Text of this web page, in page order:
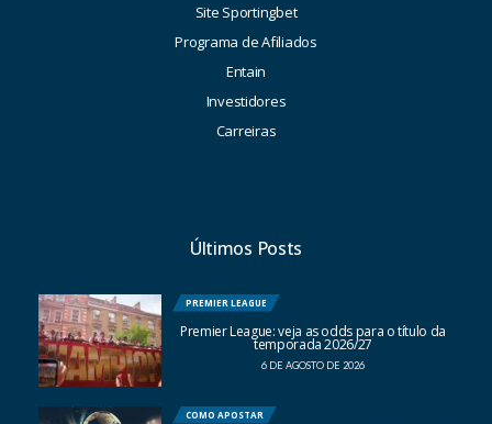
Site Sportingbet
Programa de Afiliados
Entain
Investidores
Carreiras
Últimos Posts
PREMIER LEAGUE
Premier League: veja as odds para o título da
temporada 2026/27
6 DE AGOSTO DE 2026
COMO APOSTAR